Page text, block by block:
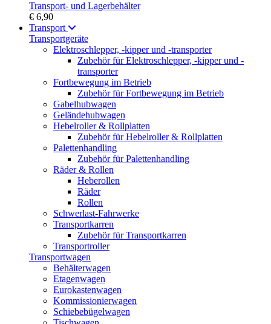
Transport- und Lagerbehälter
€ 6,90
Transport
Transportgeräte
Elektroschlepper, -kipper und -transporter
Zubehör für Elektroschlepper, -kipper und -
transporter
Fortbewegung im Betrieb
Zubehör für Fortbewegung im Betrieb
Gabelhubwagen
Geländehubwagen
Hebelroller & Rollplatten
Zubehör für Hebelroller & Rollplatten
Palettenhandling
Zubehör für Palettenhandling
Räder & Rollen
Heberollen
Räder
Rollen
Schwerlast-Fahrwerke
Transportkarren
Zubehör für Transportkarren
Transportroller
Transportwagen
Behälterwagen
Etagenwagen
Eurokastenwagen
Kommissionierwagen
Schiebebügelwagen